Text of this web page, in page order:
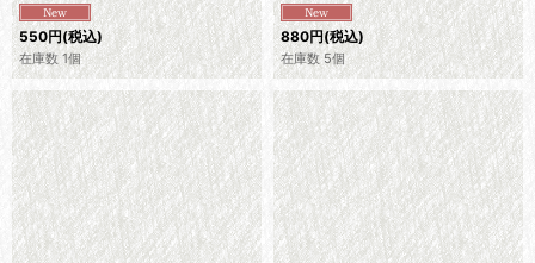
550円(税込)
在庫数 1個
880円(税込)
在庫数 5個